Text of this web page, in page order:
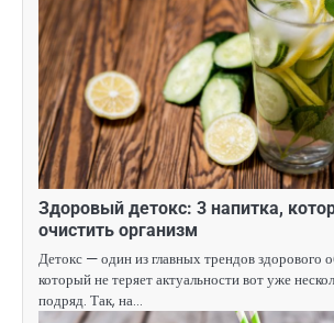
Здоровый детокс: 3 напитка,
очистить организм
Детокс — один из главных трендов здорового
который не теряет актуальности вот уже
подряд. Так, на…